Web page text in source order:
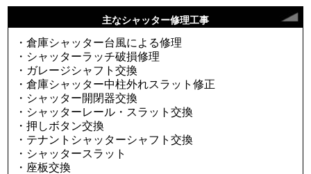
主なシャッター修理工事
・倉庫シャッター台風による修理
・シャッターラッチ破損修理
・ガレージシャフト交換
・倉庫シャッター中柱外れスラット修正
・シャッター開閉器交換
・シャッターレール・スラット交換
・押しボタン交換
・テナントシャッターシャフト交換
・シャッタースラット
・座板交換